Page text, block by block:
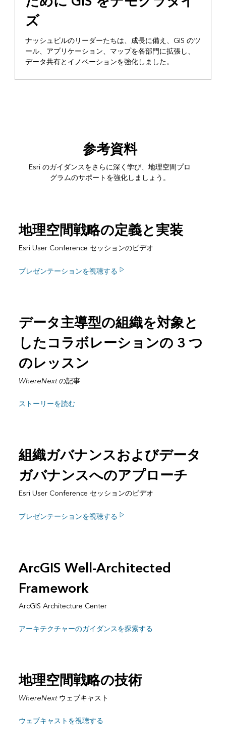
ズ
ナッシュビルのリーダーたちは、成長に備え、GIS のツ
ール、アプリケーション、マップを各部門に拡張し、
データ共有とイノベーションを強化しました。
参考資料
Esri のガイダンスをさらに深く学び、地理空間プロ
グラムのサポートを強化しましょう。
地理空間戦略の定義と実装
Esri User Conference セッションのビデオ
プレゼンテーションを視聴する
データ主導型の組織を対象と
したコラボレーションの 3 つ
のレッスン
WhereNextの記事
ストーリーを読む
組織ガバナンスおよびデータ
ガバナンスへのアプローチ
Esri User Conference セッションのビデオ
プレゼンテーションを視聴する
ArcGIS Well-Architected
Framework
ArcGIS Architecture Center
アーキテクチャーのガイダンスを探索する
地理空間戦略の技術
WhereNextウェブキャスト
ウェブキャストを視聴する